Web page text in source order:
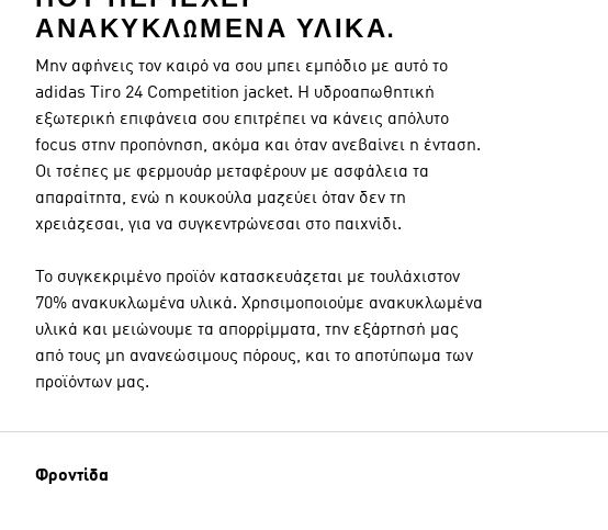
ΑΝΑΚΥΚΛΩΜΈΝΑ ΥΛΙΚΆ.
Μην αφήνεις τον καιρό να σου μπει εμπόδιο με αυτό το
adidas Tiro 24 Competition jacket. Η υδροαπωθητική
εξωτερική επιφάνεια σου επιτρέπει να κάνεις απόλυτο
focus στην προπόνηση, ακόμα και όταν ανεβαίνει η ένταση.
Οι τσέπες με φερμουάρ μεταφέρουν με ασφάλεια τα
απαραίτητα, ενώ η κουκούλα μαζεύει όταν δεν τη
χρειάζεσαι, για να συγκεντρώνεσαι στο παιχνίδι.
Το συγκεκριμένο προϊόν κατασκευάζεται με τουλάχιστον
70% ανακυκλωμένα υλικά. Χρησιμοποιούμε ανακυκλωμένα
υλικά και μειώνουμε τα απορρίμματα, την εξάρτησή μας
από τους μη ανανεώσιμους πόρους, και το αποτύπωμα των
προϊόντων μας.
Φροντίδα